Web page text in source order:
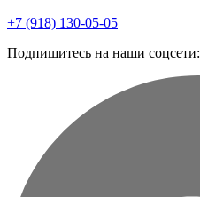
+7 (918) 130-05-05
Подпишитесь на наши соцсети: